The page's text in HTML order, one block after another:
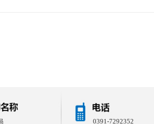
0391-7292352